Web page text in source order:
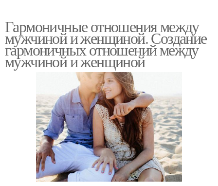
Гармоничные отношения между
мужчиной и женщиной. Создание
гармоничных отношений между
мужчиной и женщиной